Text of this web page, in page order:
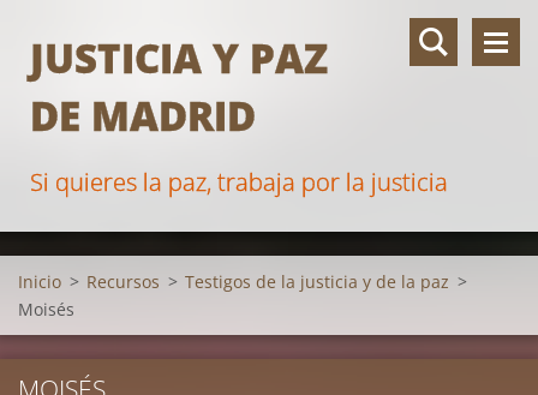
JUSTICIA Y PAZ
DE MADRID
Si quieres la paz, trabaja por la justicia
Inicio > Recursos > Testigos de la justicia y de la paz >
Moisés